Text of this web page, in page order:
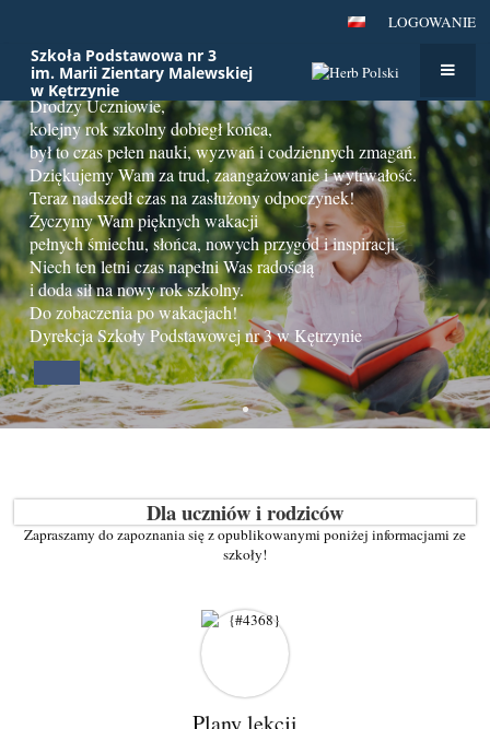
LOGOWANIE
Szkoła Podstawowa nr 3
im. Marii Zientary Malewskiej
w Kętrzynie
Strona
główna
Drodzy Uczniowie,
kolejny rok szkolny dobiegł końca,
był to czas pełen nauki, wyzwań i codziennych zmagań.
Dziękujemy Wam za trud, zaangażowanie i wytrwałość.
Teraz nadszedł czas na zasłużony odpoczynek!
Życzymy Wam pięknych wakacji
pełnych śmiechu, słońca, nowych przygód i inspiracji.
Niech ten letni czas napełni Was radością
i doda sił na nowy rok szkolny.
Do zobaczenia po wakacjach!
Dyrekcja Szkoły Podstawowej nr 3 w Kętrzynie
Dla uczniów i rodziców
Zapraszamy do zapoznania się z opublikowanymi poniżej informacjami ze
szkoły!
Plany lekcji